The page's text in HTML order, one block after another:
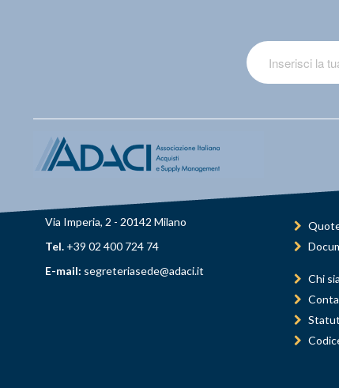
Via Imperia, 2 - 20142 Milano
Tel. +39 02 400 724 74
E-mail: segreteriasede@adaci.it
Chi